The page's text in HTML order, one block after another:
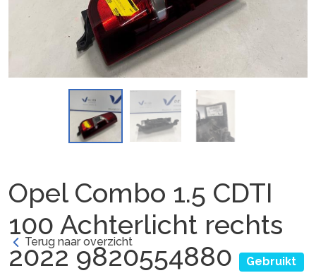
Opel Combo 1.5 CDTI
100 Achterlicht rechts
2022 9820554880
Gebruikt
Terug naar overzicht